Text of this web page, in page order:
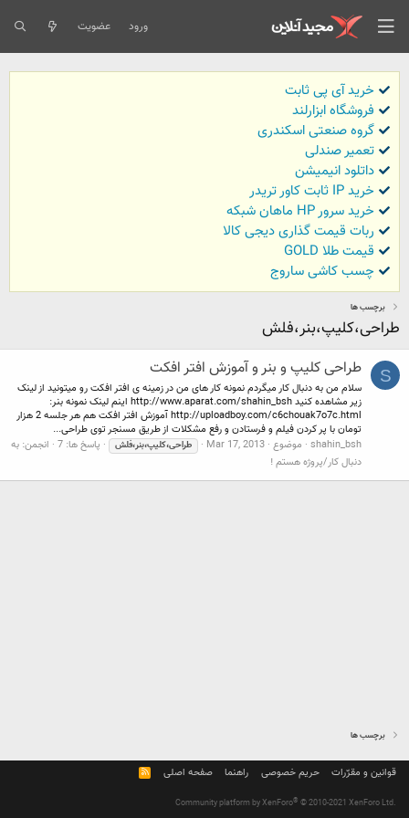
ورود عضویت
خرید آی پی ثابت
فروشگاه ابزارلند
گروه صنعتی اسکندری
تعمیر صندلی
داتلود انیمیشن
خرید IP ثابت کاور تریدر
خرید سرور HP ماهان شبکه
ربات قیمت گذاری دیجی کالا
قیمت طلا GOLD
چسب کاشی ساروج
برچسب ها
طراحی،کلیپ،بنر،فلش
S طراحی کلیپ و بنر و آموزش افتر افکت
سلام من به دنبال کار میگردم نمونه کار های من در زمینه ی افتر افکت رو میتونید از لینک
زیر مشاهده کنید http://www.aparat.com/shahin_bsh اینم لینک نمونه بنر:
http://uploadboy.com/c6chouak7o7c.html آموزش افتر افکت هم هر جلسه 2 هزار
تومان با پر کردن فیلم و فرستادن و رفع مشکلات از طریق مسنجر توی طراحی...
shahin_bsh موضوع Mar 17, 2013 طراحی،کلیپ،بنر،فلش پاسخ ها: 7 انجمن: به
دنبال کار/پروژه هستم !
برچسب ها
قوانین و مقرّرات حریم خصوصی راهنما صفحه اصلی
R
S
Community platform by XenForo® © 2010-2021 XenForo Ltd.